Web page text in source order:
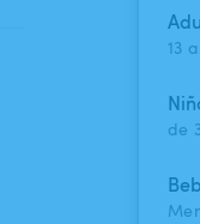
13
de